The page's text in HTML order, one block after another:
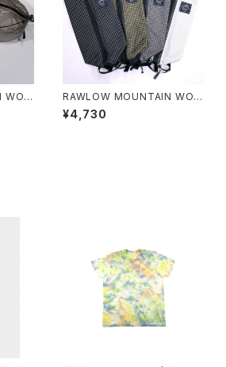
WOR
RAWLOW MOUNTAIN WOR
KS / STORAGE SACK（L）
¥4,730